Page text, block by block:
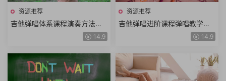
资源推荐
吉他弹唱体系课程演奏方法吉
他乐理音阶设计扫弦方法吉他
和弦识谱记谱系统化教学
14.9
资源推荐
吉他弹唱进阶课程弹唱教学前
奏示范前奏教学全曲示范全曲
14.9